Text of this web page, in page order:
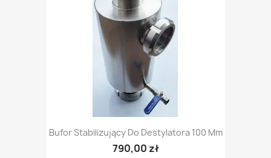
Bufor Stabilizujący Do Destylatora 100 Mm
790,00 zł